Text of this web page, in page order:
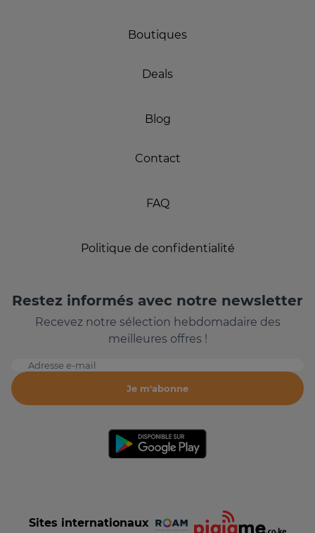
Boutiques
Deals
Blog
Contact
FAQ
Politique de confidentialité
Restez informés avec notre newsletter
Recevez notre sélection hebdomadaire des
meilleures offres !
Adresse e-mail
Je m'abonne
Sites internationaux